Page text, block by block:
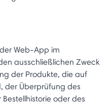
Web-App im
ausschließlichen Zweck
der Produkte, die auf
der Überprüfung des
oder des